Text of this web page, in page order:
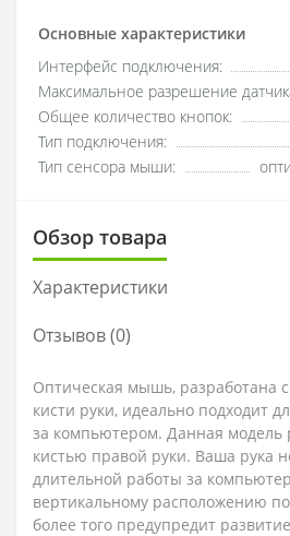
Основные характеристики
Интерфейс подключения:
Максимальное разрешение
Общее количество кнопок:
Тип подключения:
Тип сенсора мыши:
Обзор товара
Характеристики
Отзывов (0)
Оптическая мышь, разработана
кисти руки, идеально подходит
за компьютером. Данная модель
кистью правой руки. Ваша рука
длительной работы за
вертикальному расположению
более того предупредит